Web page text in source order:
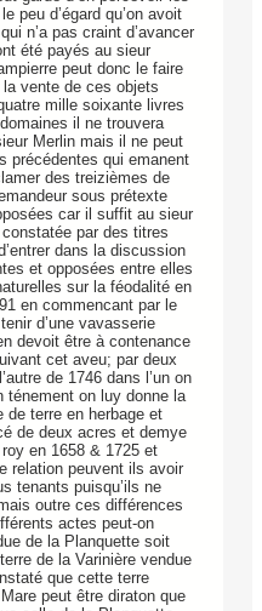
peu d’égard qu’on avoit
n’a pas craint d’avancer
été payés au sieur
peut donc le faire
vente de ces objets
mille soixante livres
il ne trouvera
Merlin mais il ne peut
précédentes qui emanent
des treizièmes de
sous prétexte
car il suffit au sieur
par des titres
dans la discussion
et opposées entre elles
sur la féodalité en
en commencant par le
d’une vavasserie
devoit être à contenance
cet aveu; par deux
de 1746 dans l’un on
ténement on luy donne la
de terre en herbage et
de deux acres et demye
en 1658 & 1725 et
relation peuvent ils avoir
tenants puisqu’ils ne
outre ces différences
actes peut-on
de la Planquette soit
de la Varinière vendue
que cette terre
peut être diraton que